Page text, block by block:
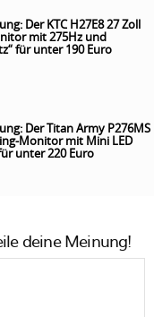
Der KTC H27E8 27 Zoll
mit 275Hz und
für unter 190 Euro
Der Titan Army P276MS
Monitor mit Mini LED
unter 220 Euro
deine Meinung!